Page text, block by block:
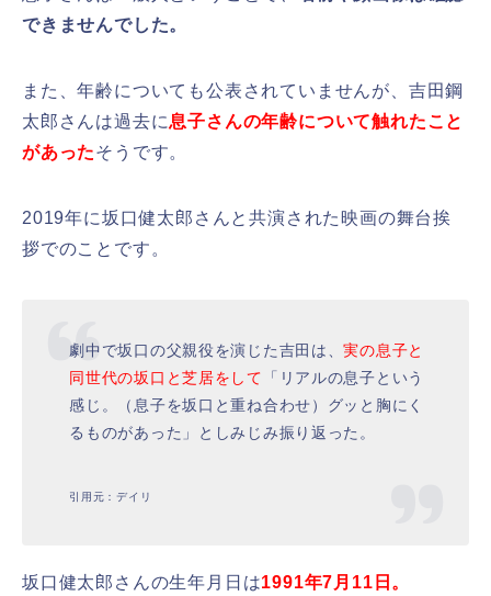
できませんでした。
また、年齢についても公表されていませんが、吉田鋼
太郎さんは過去に息子さんの年齢について触れたこと
があったそうです。
2019年に坂口健太郎さんと共演された映画の舞台挨
拶でのことです。
劇中で坂口の父親役を演じた吉田は、実の息子と
同世代の坂口と芝居をして
「リアルの息子という
感じ。（息子を坂口と重ね合わせ）グッと胸にく
るものがあった」としみじみ振り返った。
引用元：デイリ
坂口健太郎さんの生年月日は1991年7月11日。